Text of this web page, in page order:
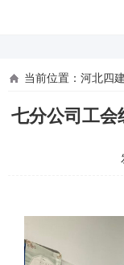
当前位置： 河北四
七分公司工会